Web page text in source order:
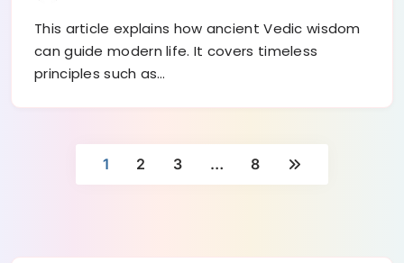
This article explains how ancient Vedic wisdom
can guide modern life. It covers timeless
principles such as…
1 2 3 … 8